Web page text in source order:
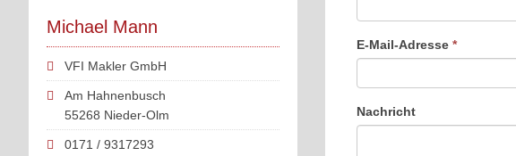
Michael Mann
VFI Makler GmbH
Am Hahnenbusch
55268 Nieder-Olm
0171 / 9317293
E-Mail-Adresse *
Nachricht